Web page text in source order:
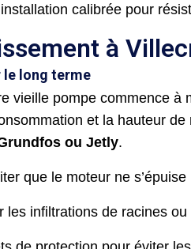
installation calibrée pour
à
le long terme
vieille pompe commence
et la hauteur
ou Jetly.
que le moteur ne
les infiltrations de racines ou